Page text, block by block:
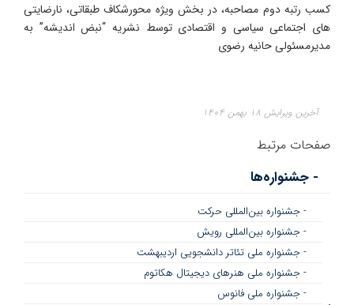
کسب رتبه دوم مصاحبه، در بخش ویژه محورشکاف طبقاتی، نارضایتی
های اجتماعی سیاسی و اقتصادی توسط نشریه “نبض اندیشه” به
مدیرمسئولی حانیه رضوی
آخرین ویرایش ۱۸ بهمن ۱۴۰۴
صفحات مرتبط
- جشنواره‌ها
- جشنواره بین‌المللی حرکت
- جشنواره بین‌المللی رویش
- جشنواره ملی تئاتر دانشجویی اردیبهشت
- جشنواره ملی هنرهای دیجیتال هکاتوم
- جشنواره ملی فانوس